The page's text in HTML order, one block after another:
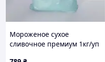
Мороженое сухое
сливочное премиум 1кг/уп